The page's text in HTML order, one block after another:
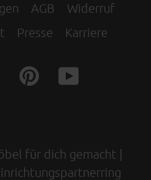
AGB
Widerruf
Presse Karriere
für dich gemacht |